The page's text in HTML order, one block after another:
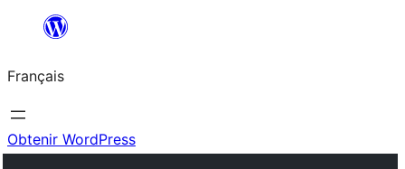
contenu
Français
Obtenir WordPress